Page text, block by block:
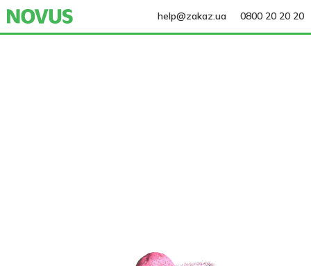
help@zakaz.ua 0800 20 20 20